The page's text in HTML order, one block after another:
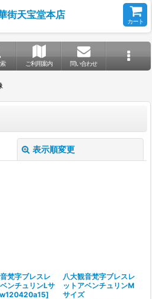
街天宝堂本店
カート
ご利用案内 問い合わせ
表示順変更
梵字ブレスレ
ンチュリンLサ
]
八大観音梵字ブレスレ
ットアベンチュリンM
サイズ